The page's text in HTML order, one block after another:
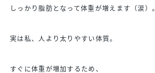
しっかり脂肪となって体重が増えます（涙）。
実は私、人より太りやすい体質。
すぐに体重が増加するため、